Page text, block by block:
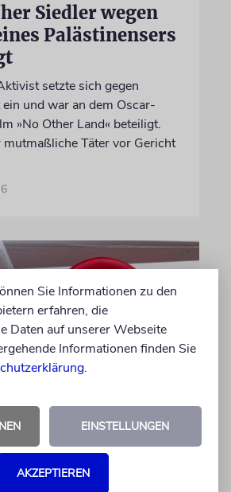
Siedler wegen
Palästinensers
setzte sich gegen
und war an dem Oscar-
»No Other Land« beteiligt.
mutmaßliche Täter vor Gericht
Boykott:
mehr im Nebel
Sie Informationen zu den
erfahren, die
Daten auf unserer Webseite
Informationen finden Sie
.
EINSTELLUNGEN
AKZEPTIEREN